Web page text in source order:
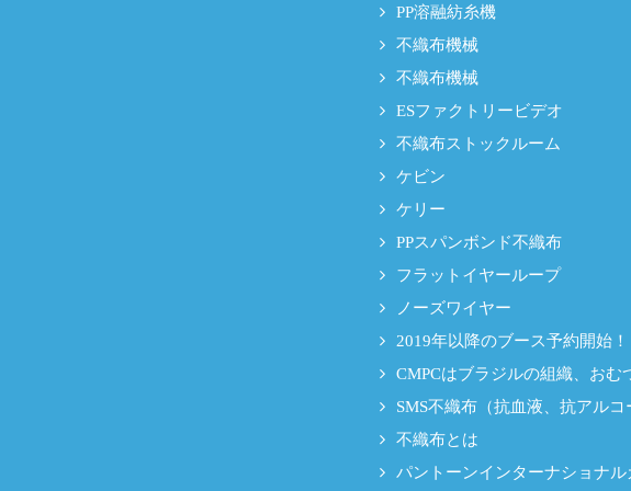
PP溶融紡糸機
不織布機械
不織布機械
ESファクトリービデオ
不織布ストックルーム
ケビン
ケリー
PPスパンボンド不織布
フラットイヤーループ
ノーズワイヤー
2019年以降のブース予約開始！
CMPCはブラジルの組織、おむ
SMS不織布（抗血液、抗アルコ
不織布とは
パントーンインターナショナ